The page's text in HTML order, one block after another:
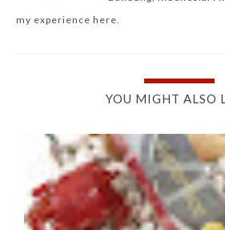
my experience here.
YOU MIGHT ALSO